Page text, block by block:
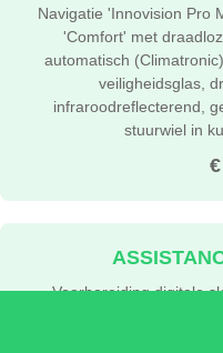
Navigatie 'Innovision Pro
'Comfort' met
automatisch
veiligheidsglas,
infraroodreflecterend,
stuurwiel in
Voorbereiding digitale